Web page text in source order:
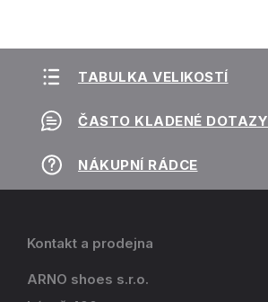
TABULKA VELIKOSTÍ
ČASTO KLADENÉ DOTAZY
NÁKUPNÍ RÁDCE
Kontakt a prodejna
ARNO shoes s.r.o.